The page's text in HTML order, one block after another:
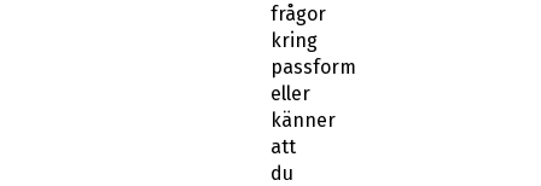
frågor
kring
passform
eller
känner
att
du